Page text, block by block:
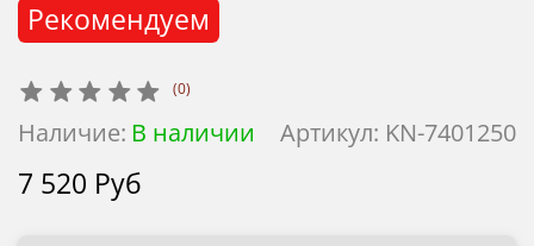
(0)
Артикул: KN-7401250
Наличие: В наличии
Рекомендуем
7 520 Руб